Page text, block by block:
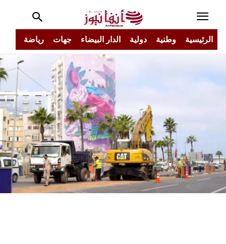
الرئيسية وطنية دولية الدار البيضاء جهات رياضة